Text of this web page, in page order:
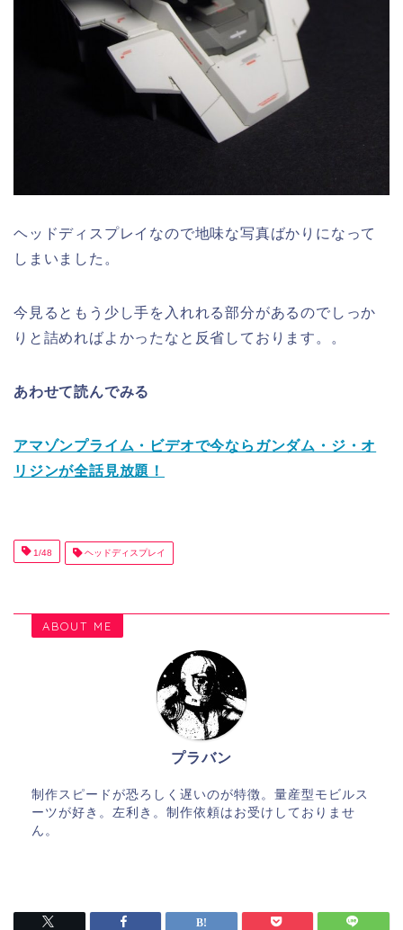
ヘッドディスプレイなので地味な写真ばかりになって
しまいました。
今見るともう少し手を入れれる部分があるのでしっか
りと詰めればよかったなと反省しております。。
あわせて読んでみる
アマゾンプライム・ビデオで今ならガンダム・ジ・オ
リジンが全話見放題！
1/48 ヘッドディスプレイ
ABOUT ME
プラバン
制作スピードが恐ろしく遅いのが特徴。量産型モビルス
ーツが好き。左利き。制作依頼はお受けしておりませ
ん。